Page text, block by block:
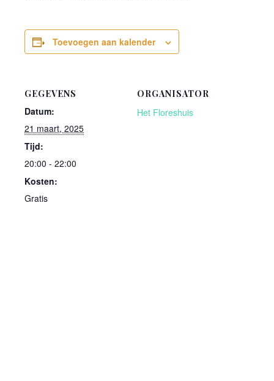
Toevoegen aan kalender
GEGEVENS
Datum:
21 maart, 2025
Tijd:
20:00 - 22:00
Kosten:
Gratis
ORGANISATOR
Het Floreshuis